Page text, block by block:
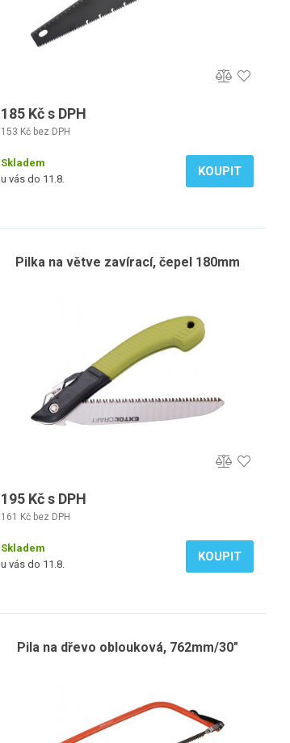
185 Kč s DPH
153 Kč bez DPH
Skladem
u vás do 11.8.
KOUPIT
Pilka na větve zavírací, čepel 180mm
195 Kč s DPH
161 Kč bez DPH
Skladem
u vás do 11.8.
KOUPIT
Pila na dřevo oblouková, 762mm/30"